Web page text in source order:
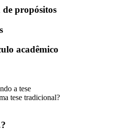
de propósitos
acadêmico
a tese
tese tradicional?